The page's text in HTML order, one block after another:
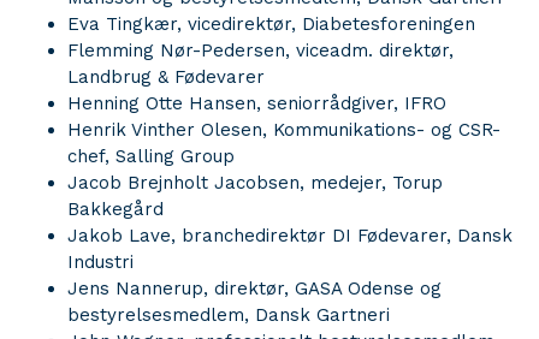
Eva Tingkær, vicedirektør, Diabetesforeningen
Flemming Nør-Pedersen, viceadm. direktør,
Landbrug & Fødevarer
Henning Otte Hansen, seniorrådgiver, IFRO
Henrik Vinther Olesen, Kommunikations- og CSR-
chef, Salling Group
Jacob Brejnholt Jacobsen, medejer, Torup
Bakkegård
Jakob Lave, branchedirektør DI Fødevarer, Dansk
Industri
Jens Nannerup, direktør, GASA Odense og
bestyrelsesmedlem, Dansk Gartneri